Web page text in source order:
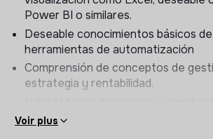
Identificar oportunidades de
trabajo y métricas operativas.
Contribuir a la gestión de las
estratégicos
Power BI o similares.
Deseable conocimientos básicos
herramientas de automatización
Comprensión de conceptos de
estrategia y rentabilidad.
clave de desempeño (KPIs).
Voir plus